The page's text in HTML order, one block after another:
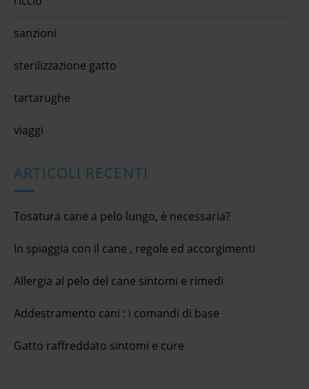
sanzioni
sterilizzazione gatto
tartarughe
viaggi
ARTICOLI RECENTI
Tosatura cane a pelo lungo, è necessaria?
In spiaggia con il cane , regole ed accorgimenti
Allergia al pelo del cane sintomi e rimedi
Addestramento cani : i comandi di base
Gatto raffreddato sintomi e cure